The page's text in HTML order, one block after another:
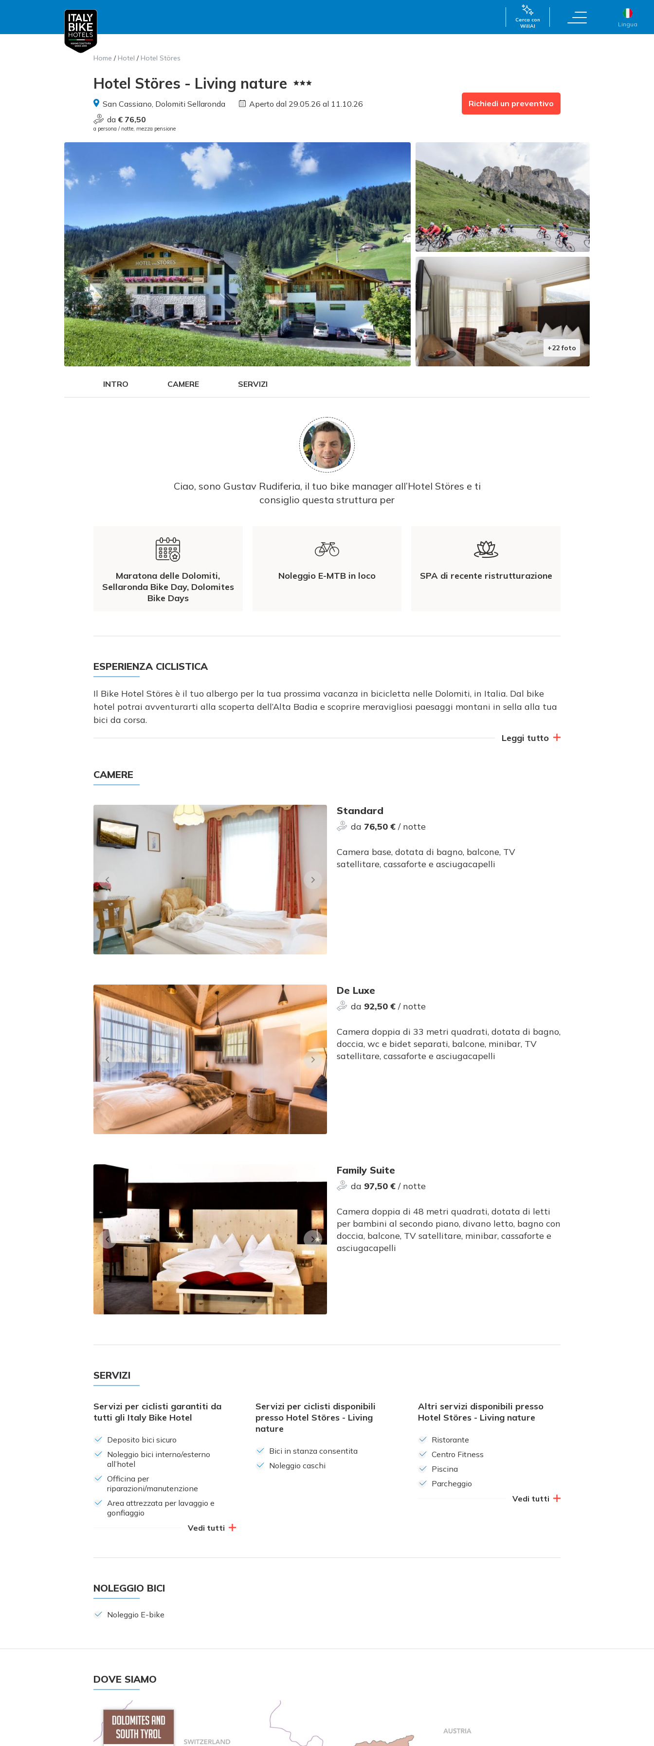
Cerca con
WillAI
Lingua
Home / Hotel / Hotel Störes
Hotel Störes - Living nature
San Cassiano, Dolomiti Sellaronda
Aperto dal 29.05.26 al 11.10.26
da € 76,50
a persona / notte, mezza pensione
Richiedi un preventivo
+22 foto
INTRO CAMERE SERVIZI
Ciao, sono Gustav Rudiferia, il tuo bike manager all’Hotel Störes e ti
consiglio questa struttura per
Maratona delle Dolomiti,
Sellaronda Bike Day, Dolomites
Bike Days
Noleggio E-MTB in loco SPA di recente ristrutturazione
ESPERIENZA CICLISTICA
Il Bike Hotel Störes è il tuo albergo per la tua prossima vacanza in bicicletta nelle Dolomiti, in Italia. Dal bike
hotel potrai avventurarti alla scoperta dell’Alta Badia e scoprire meravigliosi paesaggi montani in sella alla tua
bici da corsa.
Leggi tutto
CAMERE
Standard
da 76,50 € / notte
Camera base, dotata di bagno, balcone, TV
satellitare, cassaforte e asciugacapelli
De Luxe
da 92,50 € / notte
Camera doppia di 33 metri quadrati, dotata di bagno,
doccia, wc e bidet separati, balcone, minibar, TV
satellitare, cassaforte e asciugacapelli
Family Suite
da 97,50 € / notte
Camera doppia di 48 metri quadrati, dotata di letti
per bambini al secondo piano, divano letto, bagno con
doccia, balcone, TV satellitare, minibar, cassaforte e
asciugacapelli
SERVIZI
Servizi per ciclisti garantiti da
tutti gli Italy Bike Hotel
Deposito bici sicuro
Noleggio bici interno/esterno
all’hotel
Officina per
riparazioni/manutenzione
Area attrezzata per lavaggio e
gonfiaggio
Vedi tutti
Servizi per ciclisti disponibili
presso Hotel Störes - Living
nature
Bici in stanza consentita
Noleggio caschi
Altri servizi disponibili presso
Hotel Störes - Living nature
Ristorante
Centro Fitness
Piscina
Parcheggio
Vedi tutti
NOLEGGIO BICI
Noleggio E-bike
DOVE SIAMO